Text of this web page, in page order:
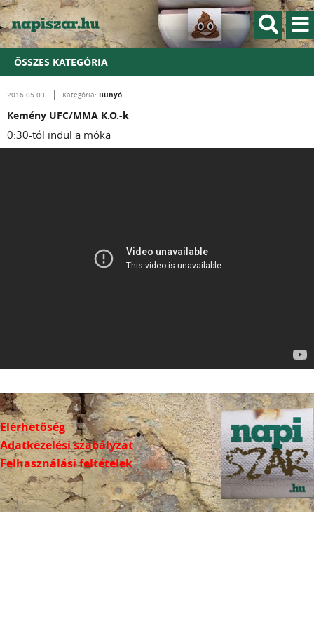
ÖSSZES KATEGÓRIA
2016.05.03. Kategória: Bunyó
Kemény UFC/MMA K.O.-k
0:30-tól indul a móka
Elérhetőség
Adatkezelési szabályzat
Felhasználási feltételek